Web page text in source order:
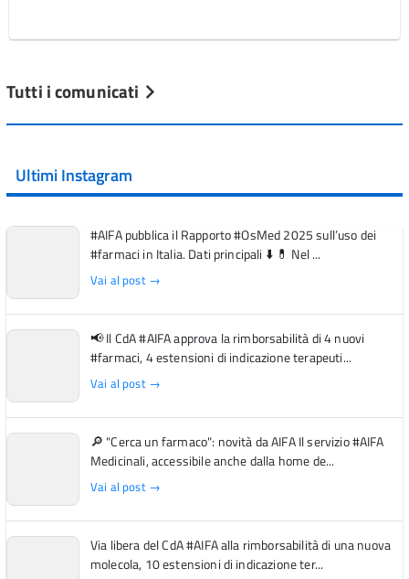
Tutti i comunicati
Ultimi Instagram
#AIFA pubblica il Rapporto #OsMed 2025 sull’uso dei
#farmaci in Italia. Dati principali ⬇️ 💊 Nel ...
Vai al post →
📢 Il CdA #AIFA approva la rimborsabilità di 4 nuovi
#farmaci, 4 estensioni di indicazione terapeuti...
Vai al post →
🔎 "Cerca un farmaco": novità da AIFA Il servizio #AIFA
Medicinali, accessibile anche dalla home de...
Vai al post →
Via libera del CdA #AIFA alla rimborsabilità di una nuova
molecola, 10 estensioni di indicazione ter...